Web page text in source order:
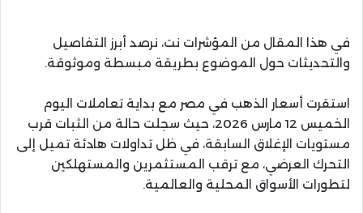
في هذا المقال من المؤشرات نت، نرصد أبرز التفاصيل
والتحديثات حول الموضوع بطريقة مبسطة وموثوقة.
استقرت أسعار الذهب في مصر مع بداية تعاملات اليوم
الخميس 12 مارس 2026، حيث سجلت حالة من الثبات قرب
مستويات الإغلاق السابقة، في ظل تداولات هادئة تميل إلى
التحرك العرضي، مع ترقب المستثمرين والمستهلكين
لتطورات الأسواق المحلية والعالمية.